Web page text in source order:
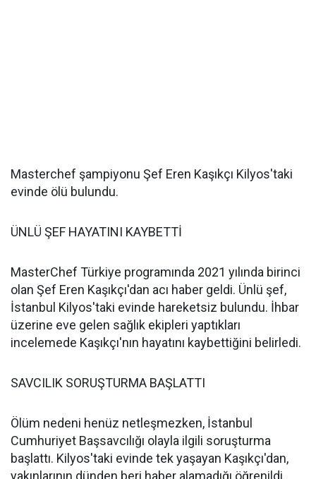
Masterchef şampiyonu Şef Eren Kaşıkçı Kilyos'taki
evinde ölü bulundu.
ÜNLÜ ŞEF HAYATINI KAYBETTİ
MasterChef Türkiye programında 2021 yılında birinci
olan Şef Eren Kaşıkçı'dan acı haber geldi. Ünlü şef,
İstanbul Kilyos'taki evinde hareketsiz bulundu. İhbar
üzerine eve gelen sağlık ekipleri yaptıkları
incelemede Kaşıkçı'nın hayatını kaybettiğini belirledi.
SAVCILIK SORUŞTURMA BAŞLATTI
Ölüm nedeni henüz netleşmezken, İstanbul
Cumhuriyet Başsavcılığı olayla ilgili soruşturma
başlattı. Kilyos'taki evinde tek yaşayan Kaşıkçı'dan,
yakınlarının dünden beri haber alamadığı öğrenildi.